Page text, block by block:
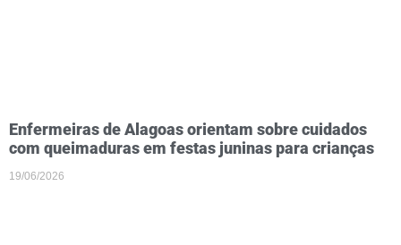
Enfermeiras de Alagoas orientam sobre cuidados
com queimaduras em festas juninas para crianças
19/06/2026